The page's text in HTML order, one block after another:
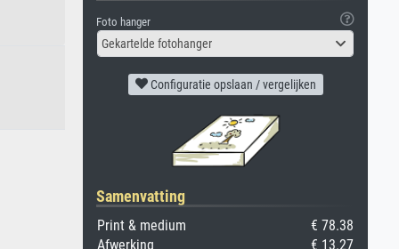
Foto hanger
Gekartelde fotohanger
Configuratie opslaan / vergelijken
Samenvatting
Print & medium
€ 78.38
Afwerking
€ 13.27